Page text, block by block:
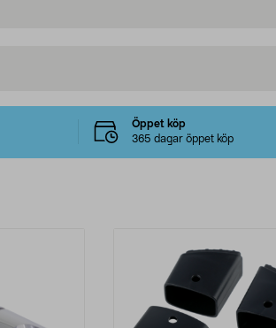
Öppet köp
365 dagar öppet köp